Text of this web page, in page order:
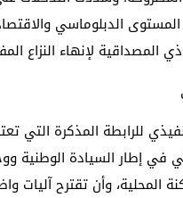
الدبلوماسي
المصداقية لإنهاء النزاع
للرابطة المذكرة التي
في إطار السيادة الوطنية
وأن تقترح آليات